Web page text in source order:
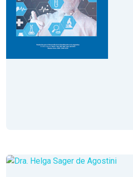
Volumen XIX